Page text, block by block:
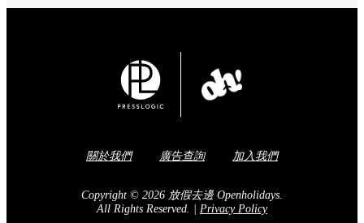
關於我們 廣告查詢 加入我們
Copyright © 2026 放假去邊 Openholidays.
All Rights Reserved. | Privacy Policy